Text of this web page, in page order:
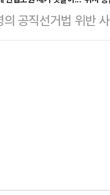
의힘은 윤석열 정부
.결론적으로 이번 특
에 대한 견제 능력
11일 서울 서초구
의 공직선거법 위반
특권을 규정한 헌법